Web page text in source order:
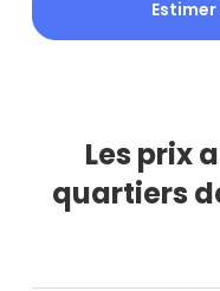
Les prix
quartiers